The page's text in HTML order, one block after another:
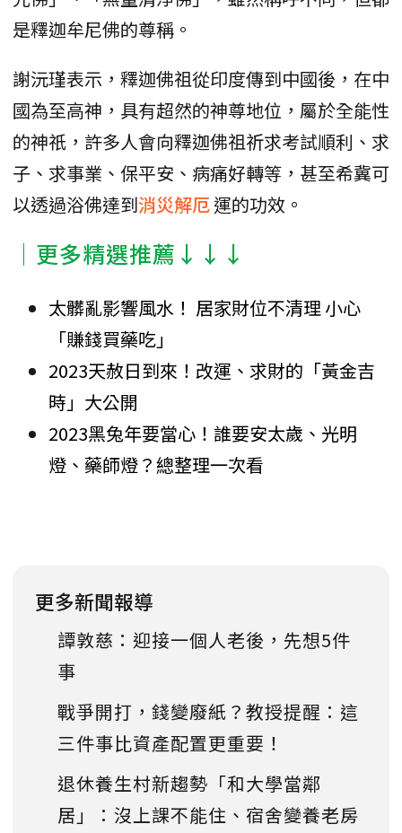
是釋迦牟尼佛的尊稱。
謝沅瑾表示，釋迦佛祖從印度傳到中國後，在中
國為至高神，具有超然的神尊地位，屬於全能性
的神祇，許多人會向釋迦佛祖祈求考試順利、求
子、求事業、保平安、病痛好轉等，甚至希冀可
以透過浴佛達到消災解厄運的功效。
│更多精選推薦↓↓↓
太髒亂影響風水！ 居家財位不清理 小心
「賺錢買藥吃」
2023天赦日到來！改運、求財的「黃金吉
時」大公開
2023黑兔年要當心！誰要安太歲、光明
燈、藥師燈？總整理一次看
更多新聞報導
譚敦慈：迎接一個人老後，先想5件
事
戰爭開打，錢變廢紙？教授提醒：這
三件事比資產配置更重要！
退休養生村新趨勢「和大學當鄰
居」：沒上課不能住、宿舍變養老房